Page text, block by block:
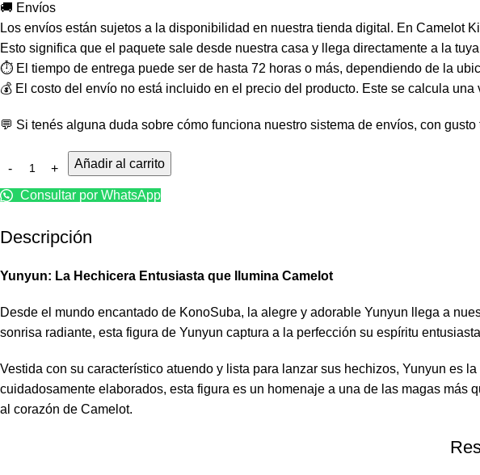
🚚 Envíos
Los envíos están sujetos a la disponibilidad en nuestra tienda digital. En Camelot
Esto significa que el paquete sale desde nuestra casa y llega directamente a la
⏱️ El tiempo de entrega puede ser de hasta 72 horas o más, dependiendo de la
💰 El costo del envío no está incluido en el precio del producto. Este se calcula
💬 Si tenés alguna duda sobre cómo funciona nuestro sistema de envíos, con
Añadir al carrito
Consultar por WhatsApp
Descripción
Yunyun: La Hechicera Entusiasta que Ilumina Camelot
Desde el mundo encantado de KonoSuba, la alegre y adorable Yunyun llega a
sonrisa radiante, esta figura de Yunyun captura a la perfección su espíritu
Vestida con su característico atuendo y lista para lanzar sus hechizos, Yunyun es
cuidadosamente elaborados, esta figura es un homenaje a una de las magas
al corazón de Camelot.